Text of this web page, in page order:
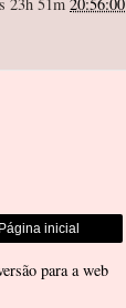
23h 51m 20:56:00
Página inicial
para a web